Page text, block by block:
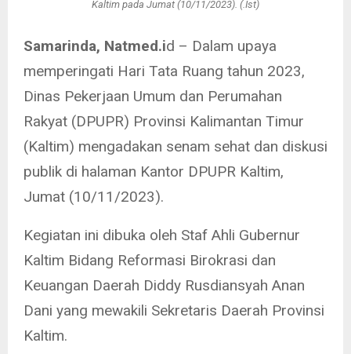
Kaltim pada Jumat (10/11/2023). (.Ist)
Samarinda, Natmed.id – Dalam upaya
memperingati Hari Tata Ruang tahun 2023,
Dinas Pekerjaan Umum dan Perumahan
Rakyat (DPUPR) Provinsi Kalimantan Timur
(Kaltim) mengadakan senam sehat dan diskusi
publik di halaman Kantor DPUPR Kaltim,
Jumat (10/11/2023).
Kegiatan ini dibuka oleh Staf Ahli Gubernur
Kaltim Bidang Reformasi Birokrasi dan
Keuangan Daerah Diddy Rusdiansyah Anan
Dani yang mewakili Sekretaris Daerah Provinsi
Kaltim.